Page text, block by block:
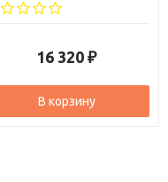
16 320 ₽
В корзину